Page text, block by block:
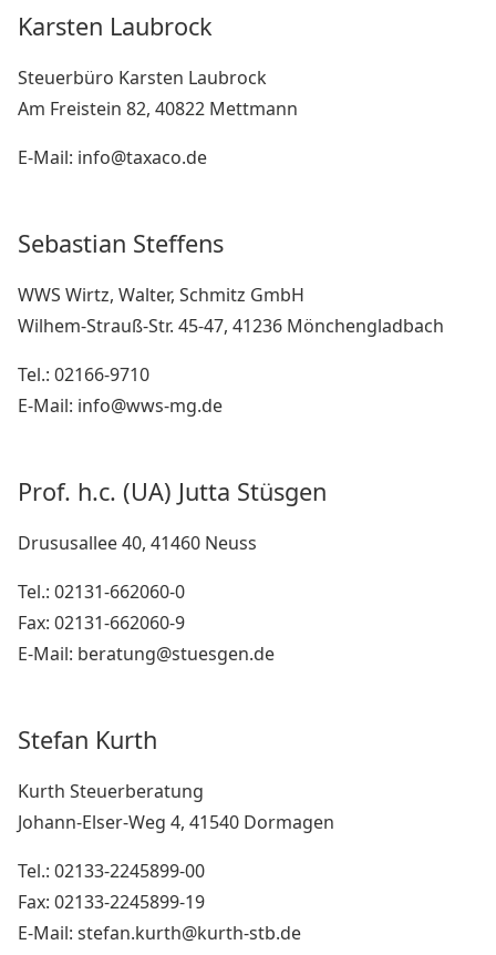
Karsten Laubrock
Steuerbüro Karsten Laubrock
Am Freistein 82, 40822 Mettmann
E-Mail: info@taxaco.de
Sebastian Steffens
WWS Wirtz, Walter, Schmitz GmbH
Wilhem-Strauß-Str. 45-47, 41236 Mönchengladbach
Tel.: 02166-9710
E-Mail: info@wws-mg.de
Prof. h.c. (UA) Jutta Stüsgen
Drususallee 40, 41460 Neuss
Tel.: 02131-662060-0
Fax: 02131-662060-9
E-Mail: beratung@stuesgen.de
Stefan Kurth
Kurth Steuerberatung
Johann-Elser-Weg 4, 41540 Dormagen
Tel.: 02133-2245899-00
Fax: 02133-2245899-19
E-Mail: stefan.kurth@kurth-stb.de